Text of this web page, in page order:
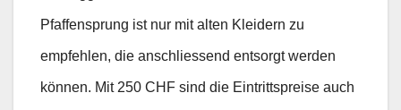
Pfaffensprung ist nur mit alten Kleidern zu
empfehlen, die anschliessend entsorgt werden
können. Mit 250 CHF sind die Eintrittspreise auch